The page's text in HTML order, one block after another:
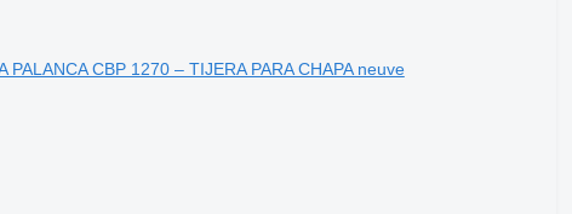
CBP 1270 – TIJERA PARA CHAPA neuve